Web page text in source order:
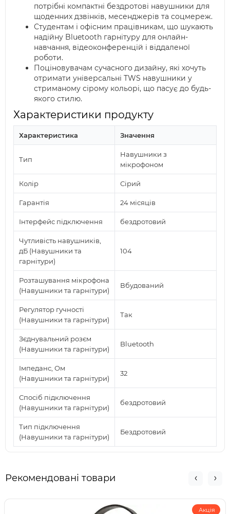
потрібні компактні бездротові навушники для
щоденних дзвінків, месенджерів та соцмереж.
Студентам і офісним працівникам, що шукають
надійну Bluetooth гарнітуру для онлайн-
навчання, відеоконференцій і віддаленої
роботи.
Поціновувачам сучасного дизайну, які хочуть
отримати універсальні TWS навушники у
стриманому сірому кольорі, що пасує до будь-
якого стилю.
Характеристики продукту
Характеристика Значення
Тип
Навушники з
мікрофоном
Колір Сірий
Гарантія 24 місяців
Інтерфейс підключення бездротовий
Чутливість навушників,
дБ (Навушники та
гарнітури)
104
Розташування мікрофона
(Навушники та гарнітури)
Вбудований
Регулятор гучності
(Навушники та гарнітури)
Так
Зєднувальний розєм
(Навушники та гарнітури)
Bluetooth
Імпеданс, Ом
(Навушники та гарнітури)
32
Спосіб підключення
(Навушники та гарнітури)
бездротовий
Тип підключення
(Навушники та гарнітури)
Бездротовий
Рекомендовані товари
Акція